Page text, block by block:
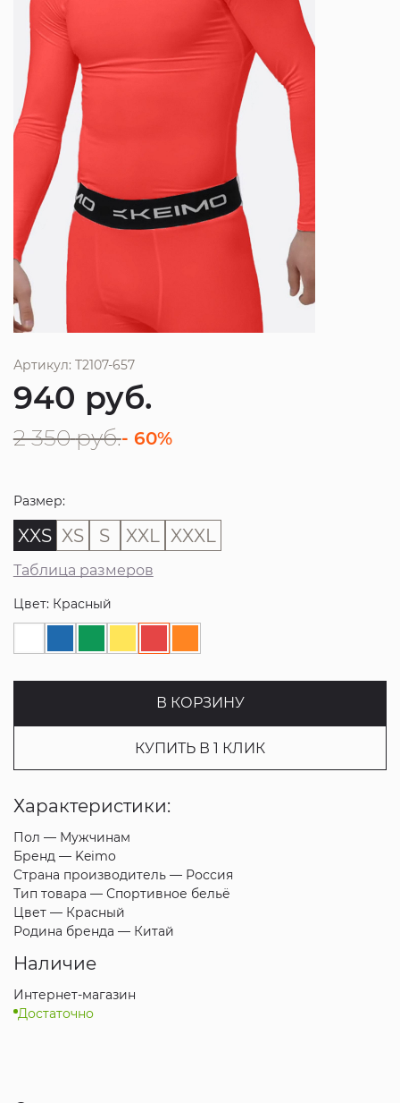
Артикул: T2107-657
940 руб.
2 350 руб.- 60%
Размер:
XXS XS S XXL XXXL
Таблица размеров
Цвет: Красный
В КОРЗИНУ
КУПИТЬ В 1 КЛИК
Характеристики:
Пол — Мужчинам
Бренд — Keimo
Страна производитель — Россия
Тип товара — Спортивное бельё
Цвет — Красный
Родина бренда — Китай
Наличие
Интернет-магазин
Достаточно